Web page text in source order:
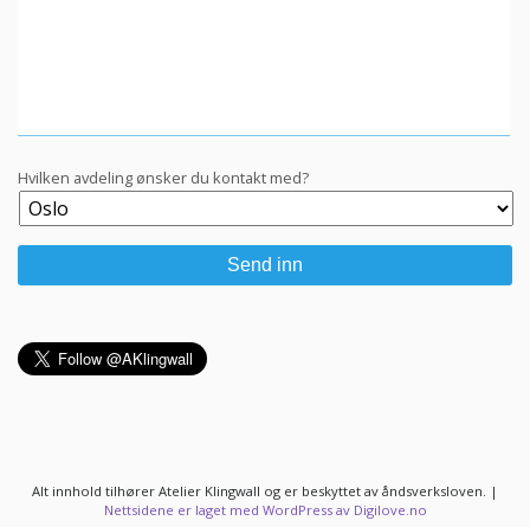
Hvilken avdeling ønsker du kontakt med?
Alt innhold tilhører Atelier Klingwall og er beskyttet av åndsverksloven. |
Nettsidene er laget med WordPress av Digilove.no